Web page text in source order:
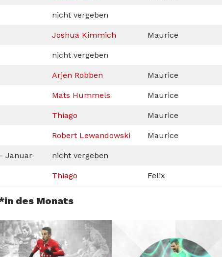
nicht vergeben
Joshua Kimmich Maurice
nicht vergeben
Arjen Robben Maurice
Mats Hummels Maurice
Thiago Maurice
Robert Lewandowski Maurice
Januar nicht vergeben
Thiago Felix
des Monats